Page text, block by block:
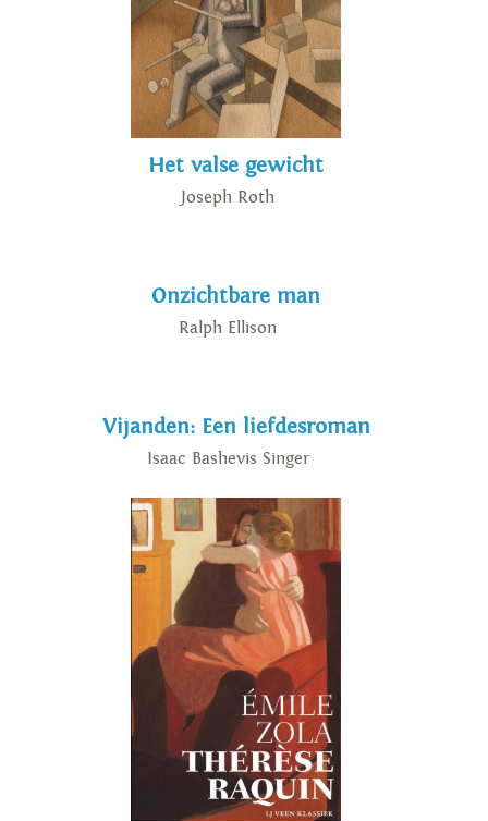
Het valse gewicht
Joseph Roth
Onzichtbare man
Ralph Ellison
Vijanden: Een liefdesroman
Isaac Bashevis Singer